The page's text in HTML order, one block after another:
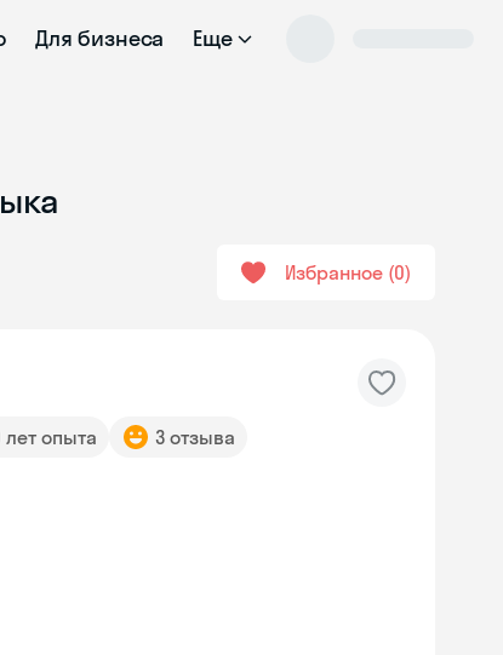
Для бизнеса Еще
Избранное 0
лет опыта 3 отзыва